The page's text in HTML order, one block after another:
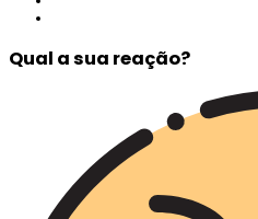
Qual a sua reação?